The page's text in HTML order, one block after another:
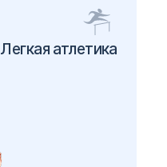
Легкая атлетика